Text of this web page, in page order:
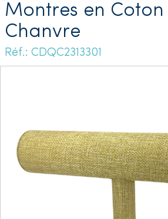
Montres en Coton
Chanvre
Réf.: CDQC2313301